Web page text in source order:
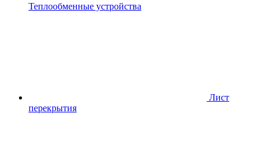
Теплообменные устройства
Лист
перекрытия